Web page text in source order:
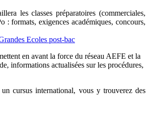
les classes préparatoires (commerciales,
: formats, exigences académiques, concours,
Ecoles post-bac
en avant la force du réseau AEFE et la
informations actualisées sur les procédures,
cursus international, vous y trouverez des